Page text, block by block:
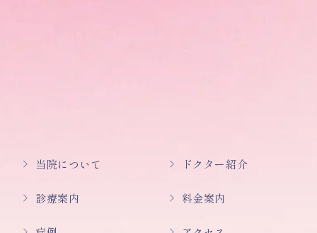
当院について ドクター紹介
診療案内 料金案内